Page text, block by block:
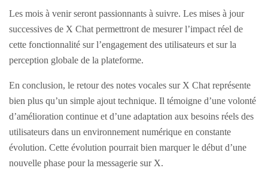
Les mois à venir seront passionnants à suivre. Les mises à jour
successives de X Chat permettront de mesurer l’impact réel de
cette fonctionnalité sur l’engagement des utilisateurs et sur la
perception globale de la plateforme.
En conclusion, le retour des notes vocales sur X Chat représente
bien plus qu’un simple ajout technique. Il témoigne d’une volonté
d’amélioration continue et d’une adaptation aux besoins réels des
utilisateurs dans un environnement numérique en constante
évolution. Cette évolution pourrait bien marquer le début d’une
nouvelle phase pour la messagerie sur X.